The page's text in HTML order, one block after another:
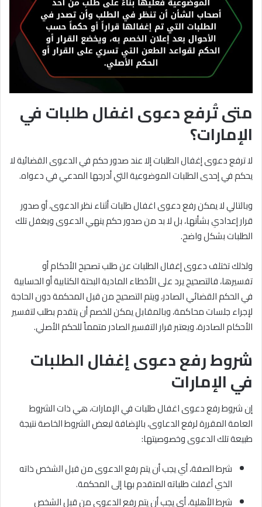
متى تُرفع دعوى اغفال طلبات في
الإمارات؟
لا ترفع دعوى إغفال الطلبات إلا عند صدور حكم في الدعوى القضائية لا
يحكم في إحدى الطلبات الموضوعية التي أدرجها المدعي في دعواه.
وبالتالي لا يمكن رفع دعوى اغفال طلبات أثناء نظر الدعوى، أو صدور
قرار إعدادي بشأنها، بل لا بد من صدور حكم ينهي الدعوى ويغفل تلك
الطلبات بشكل واضح.
ولذلك تختلف دعوى إغفال الطلبات عن طلب تصحيح الأحكام أو
تفسيرها، فالتصحيح يرد على الأخطاء المادية البحتة الكتابية أو الحسابية
في الحكم القضائي الصادر، ويتم التصحيح من قبل المحكمة دون الحاجة
لإجراء جلسات محاكمة، وبالمقابل يمكن للخصم أن يتقدم بطلب لتفسير
الأحكام الصادرة، ويعتبر قرار التفسير الصادر متمماً للحكم الأصلي.
شروط رفع دعوى إغفال الطلبات
في الإمارات
إن شروط رفع دعوى اغفال طلبات في الإمارات، هي ذات الشروط
العامة المقررة لرفع الدعاوى، بالإضافة لبعض الشروط الخاصة نتيجة
طبيعة تلك الدعوى وخصوصيتها:
شرط الصفة، أي يجب أن يتم رفع الدعوى من قبل الشخص ذاته
الذي أغفلت طلباته المتقدم بها إلى المحكمة.
شرط الأهلية، أي يجب أن يتم رفع الدعوى من قبل الشخص